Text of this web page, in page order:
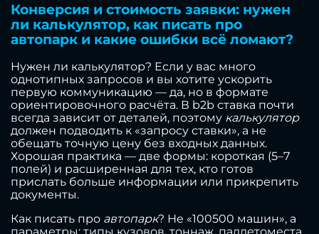
Конверсия и стоимость заявки: нужен
ли калькулятор, как писать про
автопарк и какие ошибки всё ломают?
Нужен ли калькулятор? Если у вас много
однотипных запросов и вы хотите ускорить
первую коммуникацию — да, но в формате
ориентировочного расчёта. В b2b ставка почти
всегда зависит от деталей, поэтому калькулятор
должен подводить к «запросу ставки», а не
обещать точную цену без входных данных.
Хорошая практика — две формы: короткая (5–7
полей) и расширенная для тех, кто готов
прислать больше информации или прикрепить
документы.
Как писать про автопарк? Не «100500 машин», а
параметры: типы кузовов, тоннаж, паллетоместа,